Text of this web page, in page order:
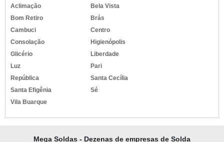
Aclimação
Bela Vista
Bom Retiro
Brás
Cambuci
Centro
Consolação
Higienópolis
Glicério
Liberdade
Luz
Pari
República
Santa Cecília
Santa Efigênia
Sé
Vila Buarque
Mega Soldas - Dezenas de empresas de Solda